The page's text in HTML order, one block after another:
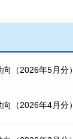
（2026年5月分）
（2026年4月分）